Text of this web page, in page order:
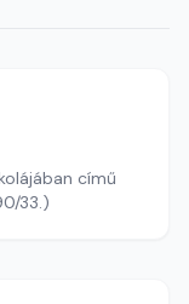
című
33.)